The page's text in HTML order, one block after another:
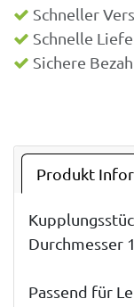
Schneller
Schnelle
Sichere
Produkt
Durchmesser
Passend für